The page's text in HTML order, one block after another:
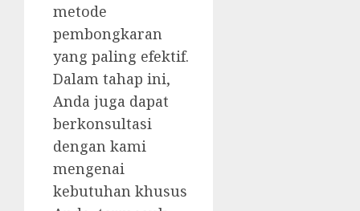
metode
pembongkaran
yang paling efektif.
Dalam tahap ini,
Anda juga dapat
berkonsultasi
dengan kami
mengenai
kebutuhan khusus